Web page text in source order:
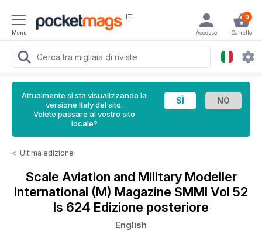
Menu
IT 0
Carrello
Accesso
Attualmente si sta visualizzando la
versione Italy del sito.
Volete passare al vostro sito
locale?
< Ultima edizione
Scale Aviation and Military Modeller
International (M) Magazine SMMI Vol 52
Is 624 Edizione posteriore
English